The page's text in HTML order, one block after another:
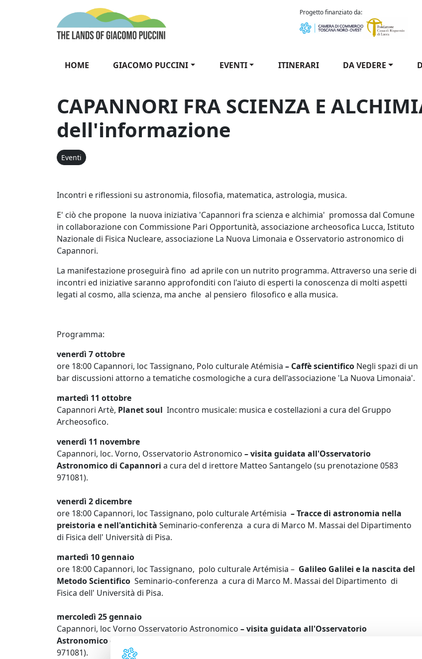
Progetto finanziato da:
HOME GIACOMO PUCCINI EVENTI ITINERARI DA VEDERE
CAPANNORI FRA SCIENZA E
dell'informazione
Eventi
Incontri e riflessioni su astronomia, filosofia, matematica, astrologia, musica.
E' ciò che propone la nuova iniziativa 'Capannori fra scienza e alchimia' promossa dal Comune
in collaborazione con Commissione Pari Opportunità, associazione archeosofica Lucca, Istituto
Nazionale di Fisica Nucleare, associazione La Nuova Limonaia e Osservatorio astronomico di
Capannori.
La manifestazione proseguirà fino ad aprile con un nutrito programma. Attraverso una serie di
incontri ed iniziative saranno approfonditi con l'aiuto di esperti la conoscenza di molti aspetti
legati al cosmo, alla scienza, ma anche al pensiero filosofico e alla musica.
Programma:
venerdì 7 ottobre
ore 18:00 Capannori, loc Tassignano, Polo culturale Atémisia – Caffè scientifico Negli spazi di un
bar discussioni attorno a tematiche cosmologiche a cura dell'associazione 'La Nuova Limonaia'.
martedì 11 ottobre
Capannori Artè, Planet soul Incontro musicale: musica e costellazioni a cura del Gruppo
Archeosofico.
venerdì 11 novembre
Capannori, loc. Vorno, Osservatorio Astronomico – visita guidata all'Osservatorio
Astronomico di Capannori a cura del d irettore Matteo Santangelo (su prenotazione 0583
971081).
venerdì 2 dicembre
ore 18:00 Capannori, loc Tassignano, polo culturale Artémisia – Tracce di astronomia nella
preistoria e nell'antichità Seminario-conferenza a cura di Marco M. Massai del Dipartimento
di Fisica dell' Università di Pisa.
martedì 10 gennaio
ore 18:00 Capannori, loc Tassignano, polo culturale Artémisia – Galileo Galilei e la nascita del
Metodo Scientifico Seminario-conferenza a cura di Marco M. Massai del Dipartimento di
Fisica dell' Università di Pisa.
mercoledì 25 gennaio
Capannori, loc Vorno Osservatorio Astronomico – visita guidata all'Osservatorio
Astronomico di Capannori
971081).